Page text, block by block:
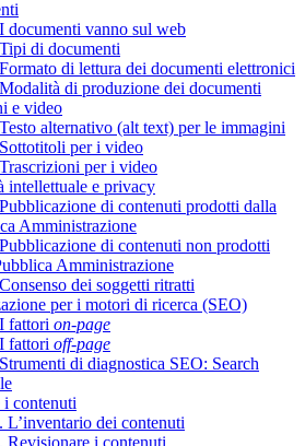
documenti vanno sul web
di documenti
di lettura dei documenti elettronici
di produzione dei documenti
e video
alternativo (alt text) per le immagini
per i video
per i video
intellettuale e privacy
di contenuti prodotti dalla
Amministrazione
di contenuti non prodotti
Amministrazione
dei soggetti ritratti
per i motori di ricerca (SEO)
fattori on-page
fattori off-page
di diagnostica SEO: Search
i contenuti
L’inventario dei contenuti
Revisionare i contenuti